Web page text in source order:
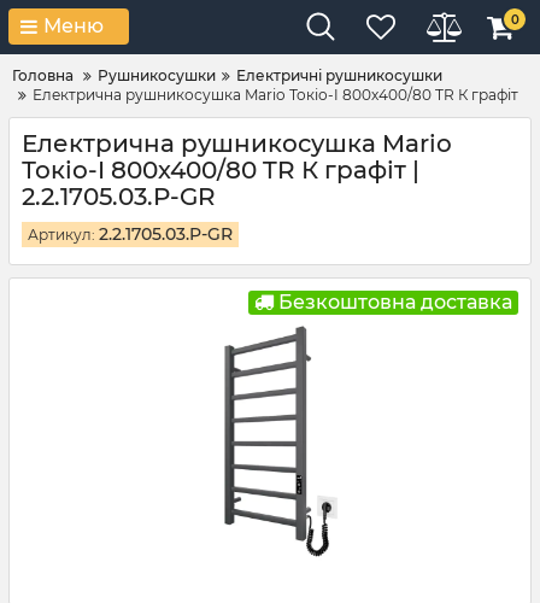
Меню 0
Головна Рушникосушки
Електричні рушникосушки
Електрична рушникосушка Mario Токіо-I 800х400/80 TR К графіт
Електрична рушникосушка Mario
Токіо-I 800х400/80 TR К графіт |
2.2.1705.03.P-GR
Артикул: 2.2.1705.03.P-GR
Безкоштовна доставка